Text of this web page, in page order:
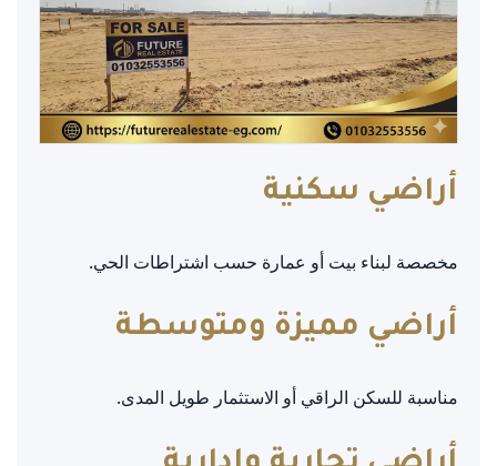
أراضي سكنية
مخصصة لبناء بيت أو عمارة حسب اشتراطات الحي.
أراضي مميزة ومتوسطة
مناسبة للسكن الراقي أو الاستثمار طويل المدى.